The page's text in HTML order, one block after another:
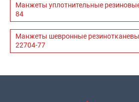
Манжеты уплотнительные
84
Манжеты шевронные
22704-77